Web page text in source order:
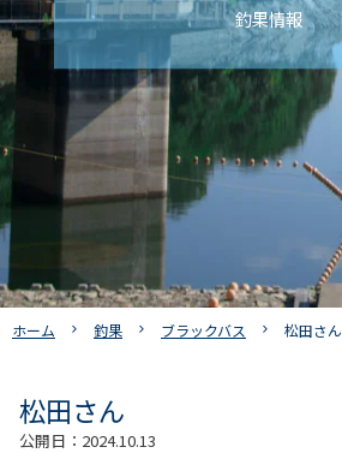
釣果情報
ホーム 釣果 ブラックバス 松田さん
松田さん
公開日： 2024.10.13